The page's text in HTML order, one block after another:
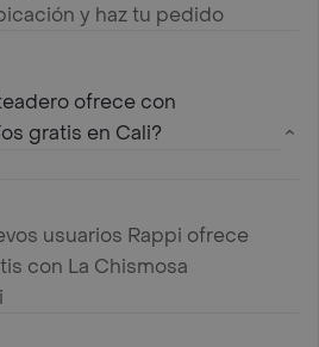
y haz tu pedido
ofrece con
gratis en Cali?
usuarios Rappi ofrece
con La Chismosa